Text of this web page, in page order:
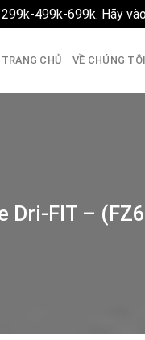
499k-699k. Hãy
TRANG CHỦ VỀ CHÚNG TÔI
Dri-FIT –